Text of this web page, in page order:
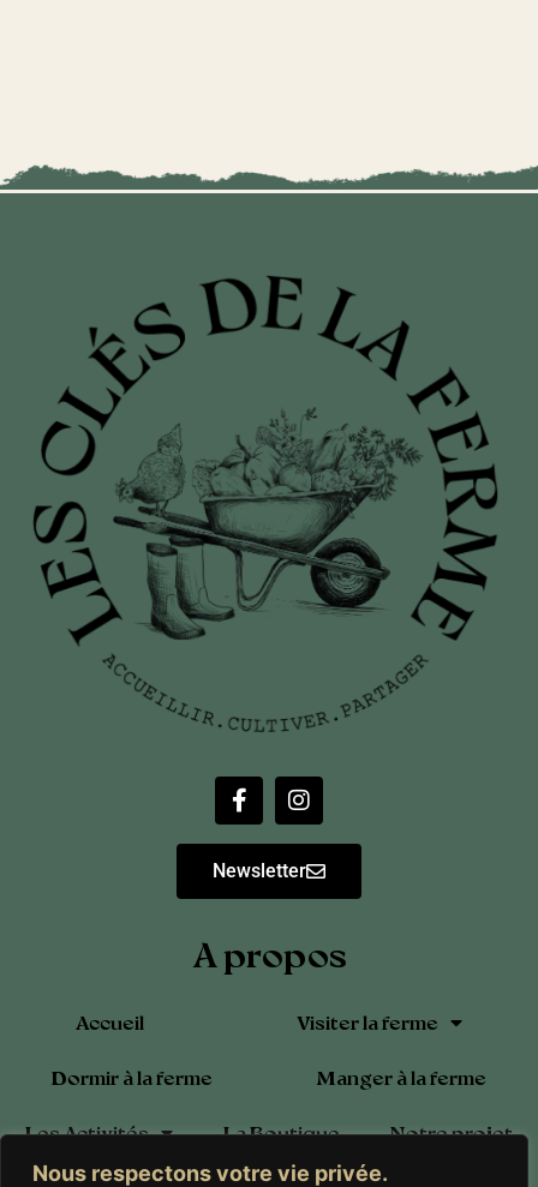
Nous respectons votre vie privée.
Newsletter
A propos
Accueil Visiter la ferme
Dormir à la ferme Manger à la ferme
Les Activités La Boutique Notre projet